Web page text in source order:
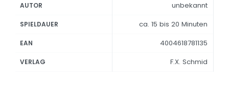
AUTOR unbekannt
SPIELDAUER ca. 15 bis 20 Minuten
EAN 4004618781135
VERLAG F.X. Schmid